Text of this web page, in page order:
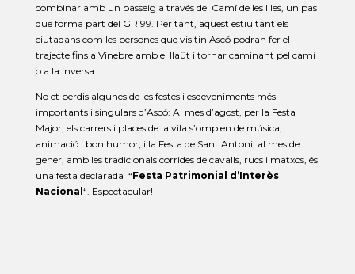
combinar amb un passeig a través del Camí de les Illes, un pas
que forma part del GR 99. Per tant, aquest estiu tant els
ciutadans com les persones que visitin Ascó podran fer el
trajecte fins a Vinebre amb el llaüt i tornar caminant pel camí
o a la inversa.
No et perdis algunes de les festes i esdeveniments més
importants i singulars d’Ascó: Al mes d’agost, per la Festa
Major, els carrers i places de la vila s’omplen de música,
animació i bon humor, i la Festa de Sant Antoni, al mes de
gener, amb les tradicionals corrides de cavalls, rucs i matxos, és
una festa declarada “Festa Patrimonial d’Interès
Nacional “. Espectacular!